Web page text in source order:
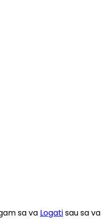
sa va Logatisau sa va